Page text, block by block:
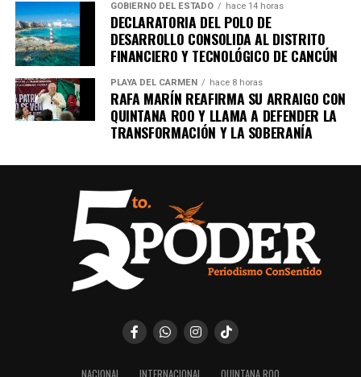
GOBIERNO DEL ESTADO hace 14 horas
DECLARATORIA DEL POLO DE
DESARROLLO CONSOLIDA AL DISTRITO
FINANCIERO Y TECNOLÓGICO DE CANCÚN
PLAYA DEL CARMEN hace 8 horas
RAFA MARÍN REAFIRMA SU ARRAIGO CON
QUINTANA ROO Y LLAMA A DEFENDER LA
TRANSFORMACIÓN Y LA SOBERANÍA